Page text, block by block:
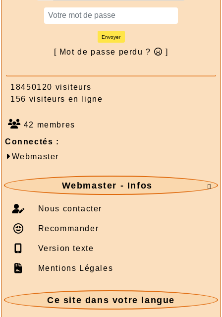
Envoyer
[ Mot de passe perdu ? ]
18450120 visiteurs
156 visiteurs en ligne
42 membres
Connectés :
Webmaster

Webmaster - Infos
Nous contacter
Recommander
Version texte
Mentions Légales
Ce site dans votre langue